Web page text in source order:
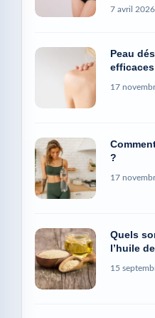
7 avril 2026
Peau
17
?
17
Quels
l’huile
15